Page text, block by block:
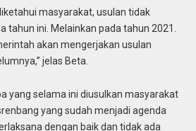
masyarakat, usulan tidak
tahun ini. Melainkan pada tahun 2021.
akan mengerjakan usulan
jelas Beta.
yang selama ini diusulkan masyarakat
yang sudah menjadi agenda
dengan baik dan tidak ada